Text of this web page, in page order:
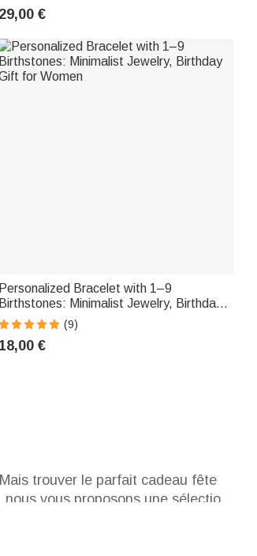
29,00 €
Personalized Bracelet with 1–9
Birthstones: Minimalist Jewelry, Birthday
Gift for Women
(9)
18,00 €
trouver le parfait cadeau fête
vous proposons une sélection
belle façon de lui prouver que